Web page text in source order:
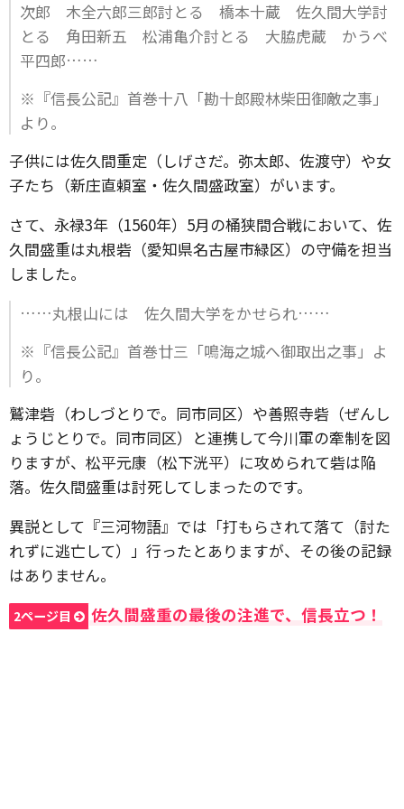
次郎 木全六郎三郎討とる 橋本十蔵 佐久間大学討
とる 角田新五 松浦亀介討とる 大脇虎蔵 かうべ
平四郎……
※『信長公記』首巻十八「勘十郎殿林柴田御敵之事」
より。
子供には佐久間重定（しげさだ。弥太郎、佐渡守）や女
子たち（新庄直頼室・佐久間盛政室）がいます。
さて、永禄3年（1560年）5月の桶狭間合戦において、佐
久間盛重は丸根砦（愛知県名古屋市緑区）の守備を担当
しました。
……丸根山には 佐久間大学をかせられ……
※『信長公記』首巻廿三「鳴海之城へ御取出之事」よ
り。
鷲津砦（わしづとりで。同市同区）や善照寺砦（ぜんし
ょうじとりで。同市同区）と連携して今川軍の牽制を図
りますが、松平元康（松下洸平）に攻められて砦は陥
落。佐久間盛重は討死してしまったのです。
異説として『三河物語』では「打もらされて落て（討た
れずに逃亡して）」行ったとありますが、その後の記録
はありません。
2ページ目 佐久間盛重の最後の注進で、信長立つ！